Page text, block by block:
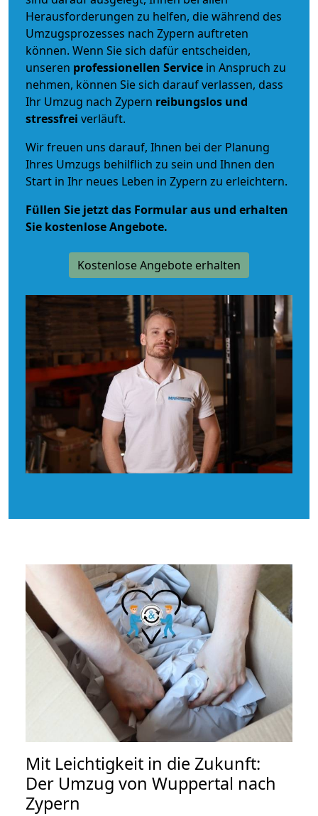
Herausforderungen zu helfen, die während des
Umzugsprozesses nach Zypern auftreten
können. Wenn Sie sich dafür entscheiden,
unseren professionellen Service in Anspruch zu
nehmen, können Sie sich darauf verlassen, dass
Ihr Umzug nach Zypern reibungslos und
stressfrei verläuft.
Wir freuen uns darauf, Ihnen bei der Planung
Ihres Umzugs behilflich zu sein und Ihnen den
Start in Ihr neues Leben in Zypern zu erleichtern.
Füllen Sie jetzt das Formular aus und erhalten
Sie kostenlose Angebote.
Kostenlose Angebote erhalten
Mit Leichtigkeit in die Zukunft:
Der Umzug von Wuppertal nach
Zypern